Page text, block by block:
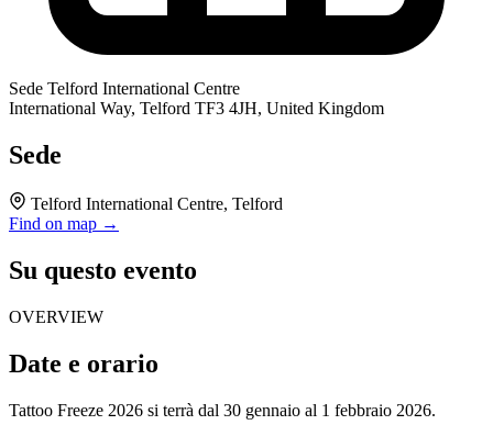
Sede Telford International Centre
International Way, Telford TF3 4JH, United Kingdom
Sede
Telford International Centre, Telford
Find on map →
Su questo evento
OVERVIEW
Date e orario
Tattoo Freeze 2026 si terrà dal 30 gennaio al 1 febbraio 2026.